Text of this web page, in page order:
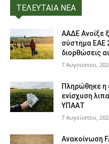
ΤΕΛΕΥΤΑΙΑ ΝΕΑ
ΑΑΔΕ Ανοίξε
σύστημα ΕΑΕ
διορθώσεις
7 Αυγούστου,
Πληρώθηκε η
ενίσχυση
ΥΠΑΑΤ
7 Αυγούστου,
Ανακοίνωση